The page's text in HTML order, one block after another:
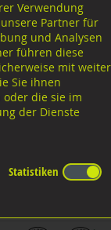
Form, DIN985
Verwendung
Partner für
und Analysen
führen diese
mit
Sie ihnen
die sie im
der Dienste
Statistiken